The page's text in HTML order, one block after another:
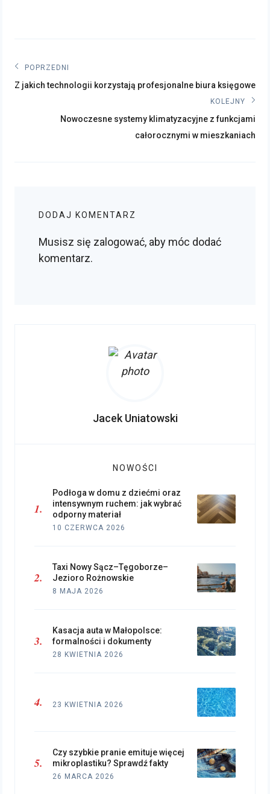
Nawigacja
wpisu
POPRZEDNI
Poprzedni
Z jakich technologii korzystają profesjonalne biura księgowe
KOLEJNY
Kolejny
Nowoczesne systemy klimatyzacyjne z funkcjami
całorocznymi w mieszkaniach
DODAJ KOMENTARZ
Musisz się zalogować, aby móc dodać
komentarz.
Jacek Uniatowski
NOWOŚCI
Podłoga w domu z dziećmi oraz
intensywnym ruchem: jak wybrać
odporny materiał
10 CZERWCA 2026
Taxi Nowy Sącz–Tęgoborze–
Jezioro Rożnowskie
8 MAJA 2026
Kasacja auta w Małopolsce:
formalności i dokumenty
28 KWIETNIA 2026
23 KWIETNIA 2026
Czy szybkie pranie emituje więcej
mikroplastiku? Sprawdź fakty
26 MARCA 2026